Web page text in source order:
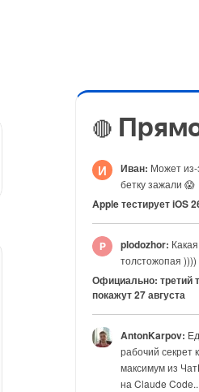
🔴
И Иван: Может из-
бетку зажали 😱
Apple тестирует iOS
plodozhor:
толстожопая ))))
Официально: третий
покажут 27 августа
AntonKarpov:
рабочий секрет
максимум из
на Claude